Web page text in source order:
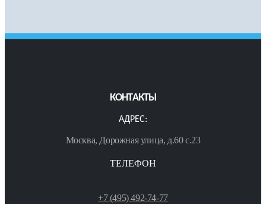
КОНТАКТЫ
АДРЕС:
Москва, Дорожная улица, д.60 с.23
ТЕЛЕФОН
+7 (495) 492-74-77